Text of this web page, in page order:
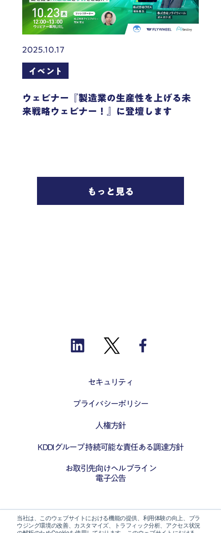
当社は、このウェブサイトにおける機能の提供、利用体験の向上、ブラ
ウジング環境の改善、カスタマイズ、トラフィック分析、アクセス状況
2025.10.17
イベント
ウェビナー『製造業の生産性を上げる未
来戦略ウェビナー！』に登壇します
もっと見る
セキュリティ
プライバシーポリシー
人権方針
KDDIグループ 持続可能な責任ある調達方針
お取引先向けヘルプライン
電子公告